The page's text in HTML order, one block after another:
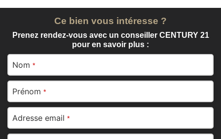
Ce bien vous intéresse ?
Prenez rendez-vous avec un conseiller CENTURY 21
pour en savoir plus :
Nom *
Prénom *
Adresse email *